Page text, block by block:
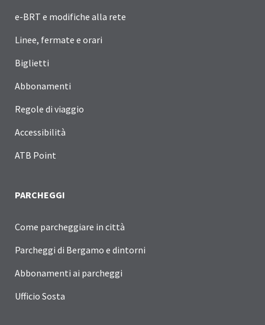
e-BRT e modifiche alla rete
Linee, fermate e orari
Biglietti
Abbonamenti
Regole di viaggio
Accessibilità
ATB Point
PARCHEGGI
Come parcheggiare in città
Parcheggi di Bergamo e dintorni
Abbonamenti ai parcheggi
Ufficio Sosta